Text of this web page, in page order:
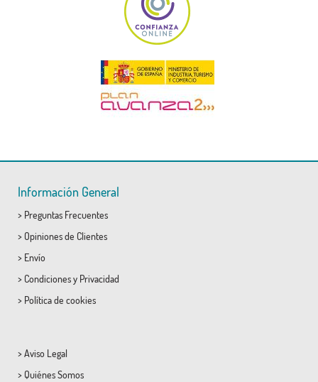
Información General
> Preguntas Frecuentes
> Opiniones de Clientes
> Envío
> Condicionesy Privacidad
> Política de cookies
> Aviso Legal
> Quiénes Somos